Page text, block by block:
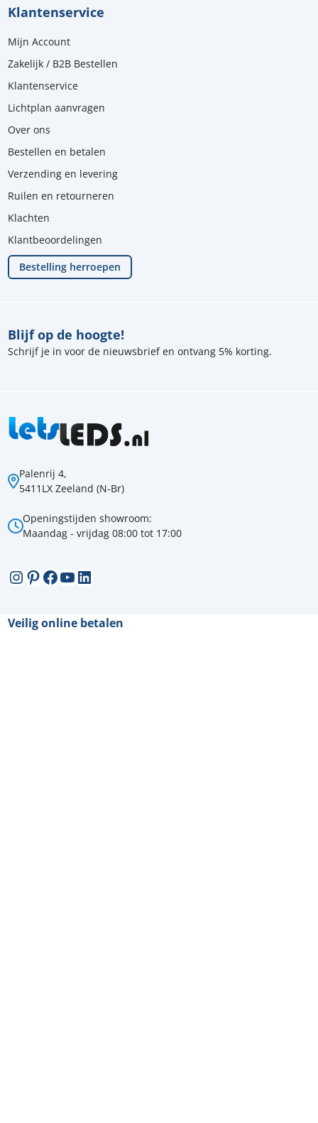
Palenrij 4,
5411LX Zeeland (N-Br)
Openingstijden showroom:
Maandag - vrijdag 08:00 tot 17:00
Instagram
Pinterest
Facebook
YouTube
LinkedIn
Blijf op de hoogte!
Schrijf je in voor de nieuwsbrief en ontvang 5% korting.
Klantenservice
Mijn Account
Zakelijk / B2B Bestellen
Klantenservice
Lichtplan aanvragen
Over ons
Bestellen en betalen
Verzending en levering
Ruilen en retourneren
Klachten
Klantbeoordelingen
Bestelling herroepen
Veilig online betalen